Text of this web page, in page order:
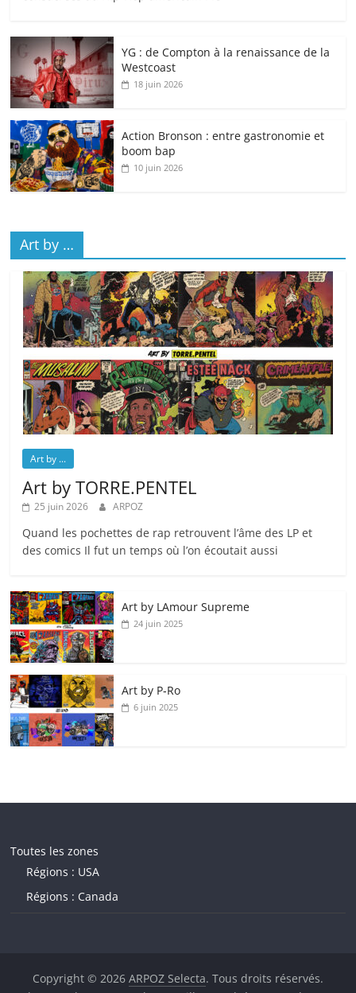
YG : de Compton à la renaissance de la
Westcoast
18 juin 2026
Action Bronson : entre gastronomie et
boom bap
10 juin 2026
Art by …
Art by ...
Art by TORRE.PENTEL
25 juin 2026 ARPOZ
Quand les pochettes de rap retrouvent l’âme des LP et
des comics Il fut un temps où l’on écoutait aussi
Art by LAmour Supreme
24 juin 2025
Art by P‑Ro
6 juin 2025
Toutes les zones
Régions : USA
Régions : Canada
Copyright © 2026 ARPOZ Selecta. Tous droits réservés.